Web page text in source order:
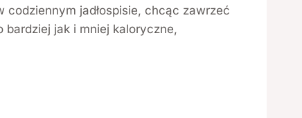
jadłospisie, chcąc zawrzeć
jak i mniej kaloryczne,